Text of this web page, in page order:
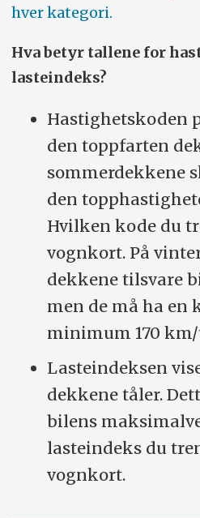
hver kategori.
Hva betyr tallene for
lasteindeks?
Hastighetskoden
den toppfarten
sommerdekkene
den
Hvilken kode du
vognkort. På
dekkene tilsvare
men de må ha en
minimum 170
Lasteindeksen
dekkene tåler.
bilens
lasteindeks du
vognkort.